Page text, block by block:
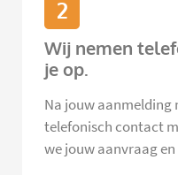
2
Wij nemen
je op.
Na jouw aanmelding
telefonisch contact
we jouw aanvraag